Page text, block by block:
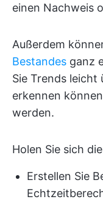
einen Nachweis
Außerdem
Bestandes ganz
Sie Trends leicht
erkennen
werden.
Holen Sie sich
Erstellen Sie